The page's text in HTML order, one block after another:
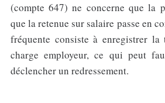
(compte 647) ne concerne que la
que la retenue sur salaire passe en
fréquente consiste à enregistrer
charge employeur, ce qui peut
déclencher un redressement.